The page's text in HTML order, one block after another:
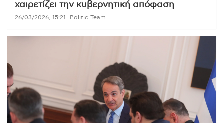
χαιρετίζει την κυβερνητική απόφαση
26/03/2026, 15:21 Politic Team